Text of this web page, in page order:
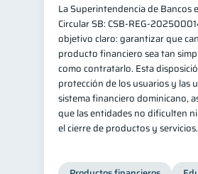
inversiones 1 ahorro
Retiro 1 Doble sueldo
Gasto responsable 1
información financiera 1
La Superintendencia de Bancos
Circular SB:
objetivo claro: garantizar que
producto financiero sea tan
como contratarlo. Esta
protección de los usuarios y las
sistema financiero dominicano,
que las entidades no dificulten
el cierre de productos y servicios.